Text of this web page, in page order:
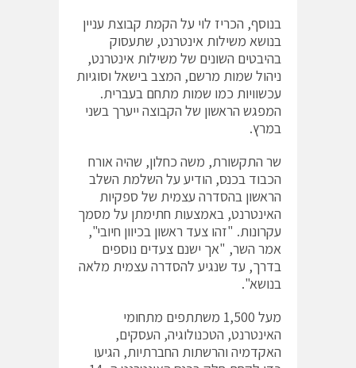
בנוסף, הכריז לוי על הקמת קבוצת עניין
בנושא משילות אינטרנט, שתעסוק
בהיבטים השונים של משילות אינטרנט,
ניהול שמות מרשם, המצב בישאל וסוגיות
עכשוויות כמו שמות מתחם בעברית.
המפגש הראשון של הקבוצה ייערך בשני
במרץ.
שר התקשורת, משה כחלון, שהיה אורח
הכבוד בכנס, הודיע על השלמת השלב
הראשון בהסדרה עצמית של ספקיות
האינטרנט, באמצעות חתימתן על מסמך
עקרונות. "זהו צעד ראשון בכיוון חיובי",
אמר השר, "אך ישנם צעדים נוספים
בדרך, עד שנגיע להסדרה עצמית מלאה
בנושא".
מעל 1,500 משתתפים מתחומי
האינטרנט, הטכנולוגיה, העסקים,
האקדמיה והרשתות החברתיות, הגיעו